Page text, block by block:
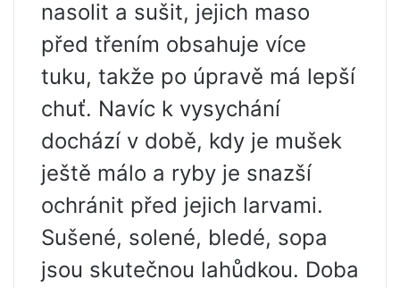
nasolit a sušit, jejich maso
před třením obsahuje více
tuku, takže po úpravě má ​​lepší
chuť. Navíc k vysychání
dochází v době, kdy je mušek
ještě málo a ryby je snazší
ochránit před jejich larvami.
Sušené, solené, bledé, sopa
jsou skutečnou lahůdkou. Doba